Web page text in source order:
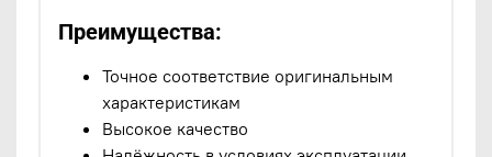
Преимущества:
Точное соответствие оригинальным
характеристикам
Высокое качество